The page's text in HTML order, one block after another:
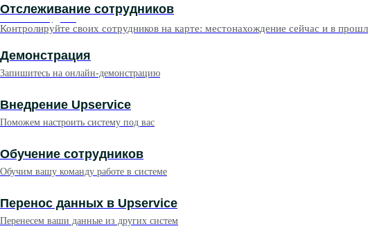
Отслеживание сотрудников
Контролируйте своих сотрудников на карте: местонахождение сейчас и в
Демонстрация
Запишитесь на онлайн-демонстрацию
Внедрение Upservice
Поможем настроить систему под вас
Обучение сотрудников
Обучим вашу команду работе в системе
Перенос данных в Upservice
Перенесем ваши данные из других систем